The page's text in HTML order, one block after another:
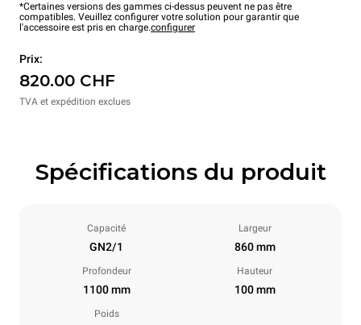
*Certaines versions des gammes ci-dessus peuvent ne pas être
compatibles. Veuillez configurer votre solution pour garantir que
l'accessoire est pris en charge.configurer
Prix:
820.00 CHF
TVA et expédition exclues
Spécifications du produit
Capacité
GN2/1
Largeur
860 mm
Profondeur
1100 mm
Hauteur
100 mm
Poids